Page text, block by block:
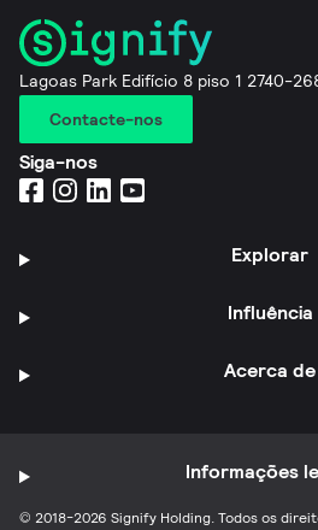
Lagoas Park Edifício 8 piso 1 2740-
Contacte-nos
Siga-nos
Explorar
Influência
Acerca de
© 2018-2026 Signify Holding. Todos os
Informações